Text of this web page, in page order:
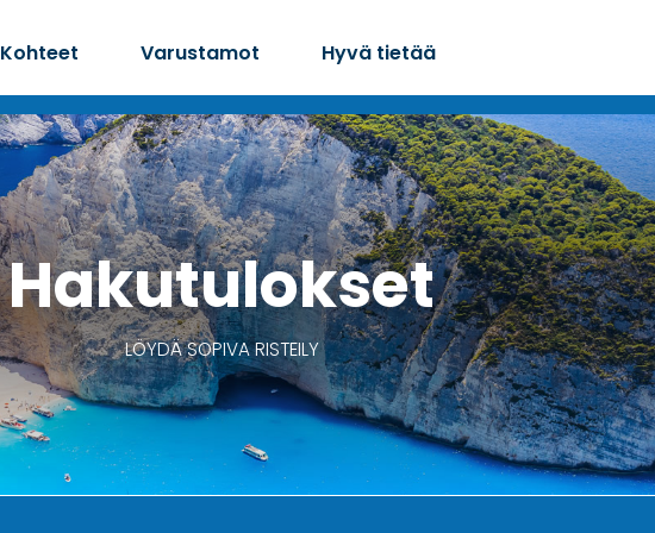
Kohteet Varustamot Hyvä tietää
Hakutulokset
LÖYDÄ SOPIVA RISTEILY